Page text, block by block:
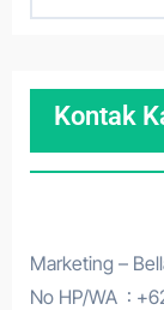
Kontak
Marketing –
No HP/WA :